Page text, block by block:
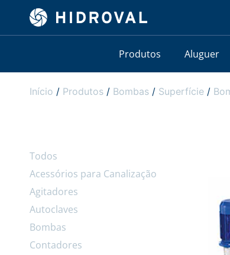
Produtos Aluguer
Início / Produtos / Bombas / Superfície /
Todos
Acessórios para Canalização
Agitadores
Autoclaves
Bombas
Contadores